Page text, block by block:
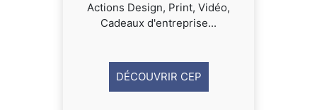
Actions Design, Print, Vidéo,
Cadeaux d'entreprise...
DÉCOUVRIR CEP